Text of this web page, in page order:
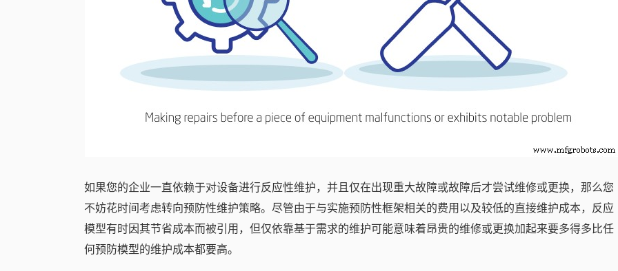
如果您的企业一直依赖于对设备进行反应性维护，并且仅在出现重大故障或故障后才尝试维修或更换，那么您
不妨花时间考虑转向预防性维护策略。尽管由于与实施预防性框架相关的费用以及较低的直接维护成本，反应
模型有时因其节省成本而被引用，但仅依靠基于需求的维护可能意味着昂贵的维修或更换加起来要多得多比任
何预防模型的维护成本都要高。